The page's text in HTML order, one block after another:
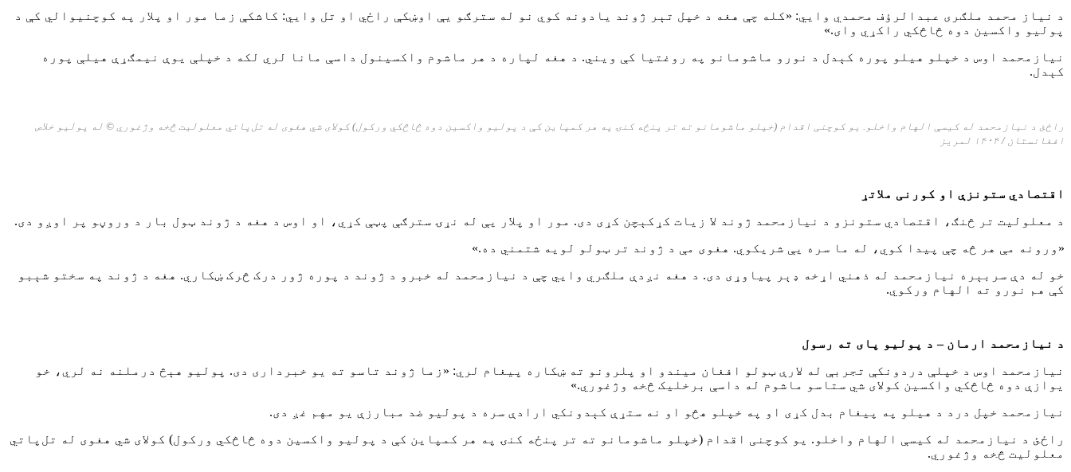
د نیاز محمد ملګری عبدالرؤف محمدي وایي: «کله چې هغه د خپل تېر ژوند یادونه کوي نو له سترګو یې اوښکې راځي او تل وايي: کاشکې زما مور او پلار په کوچنیوالي کې د
پولیو واکسین دوه څاڅکي راکړي وای.»
نیازمحمد اوس د خپلو هيلو پوره کېدل د نورو ماشومانو په روغتیا کې ویني. د هغه لپاره د هر ماشوم واکسینول داسې مانا لري لکه د خپلې یوې نیمګړې هیلې پوره
کېدل.
راځئ د نیازمحمد له کیسې الهام واخلو. یو کوچنی اقدام (خپلو ماشومانو ته تر پنځه کنۍ په هر کمپاین کې د پولیو واکسین دوه څاڅکي ورکول) کولای شي هغوی له تل‌پاتي معلولیت څخه وژغوري © له پولیو خلاص
افغانستان / ۱۴۰۴ لمریز
اقتصادي ستونزې او کورنی ملاتړ
د معلولیت تر څنګ، اقتصادي ستونزو د نیازمحمد ژوند لا زیات کړکېچن کړی دی. مور او پلار یې له نړۍ سترګې پټې کړي، او اوس د هغه د ژوند ټول بار د وروڼو پر اوږو دی.
«ورونه مې هر څه چې پیدا کوي، له ما سره یې شریکوي. هغوی مې د ژوند تر ټولو لویه شتمني ده.»
خو له دې سربېره نیازمحمد له ذهني اړخه ډېر پیاوړی دی. د هغه نږدې ملګري وایي چې د نیازمحمد له خبرو د ژوند د پوره ژور درک څرک ښکاري. هغه د ژوند په سختو شېبو
کې هم نورو ته الهام ورکوي.
د نیازمحمد ارمان – د پولیو پای ته رسول
نیازمحمد اوس د خپلې دردونکې تجربې له لارې ټولو افغان میندو او پلرونو ته ښکاره پیغام لري: «زما ژوند تاسو ته یو خبرداری دی. پولیو هېڅ درملنه نه لري، خو
یوازې دوه څاڅکي واکسین کولای شي ستاسو ماشوم له داسې برخلیک څخه وژغوري.»
نیازمحمد خپل درد د هیلو په پیغام بدل کړی او په خپلو هڅو او نه ستړې کېدونکي ارادې سره د پولیو ضد مبارزې یو مهم غږ دی.
راځئ د نیازمحمد له کیسې الهام واخلو. یو کوچنی اقدام (خپلو ماشومانو ته تر پنځه کنۍ په هر کمپاین کې د پولیو واکسین دوه څاڅکي ورکول) کولای شي هغوی له تل‌پاتي
معلولیت څخه وژغوري.